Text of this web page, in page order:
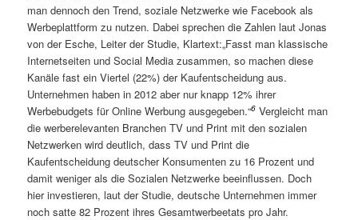
man dennoch den Trend, soziale Netzwerke wie Facebook als
Werbeplattform zu nutzen. Dabei sprechen die Zahlen laut Jonas
von der Esche, Leiter der Studie, Klartext:„Fasst man klassische
Internetseiten und Social Media zusammen, so machen diese
Kanäle fast ein Viertel (22%) der Kaufentscheidung aus.
Unternehmen haben in 2012 aber nur knapp 12% ihrer
Werbebudgets für Online Werbung ausgegeben.“6 Vergleicht man
die werberelevanten Branchen TV und Print mit den sozialen
Netzwerken wird deutlich, dass TV und Print die
Kaufentscheidung deutscher Konsumenten zu 16 Prozent und
damit weniger als die Sozialen Netzwerke beeinflussen. Doch
hier investieren, laut der Studie, deutsche Unternehmen immer
noch satte 82 Prozent ihres Gesamtwerbeetats pro Jahr.